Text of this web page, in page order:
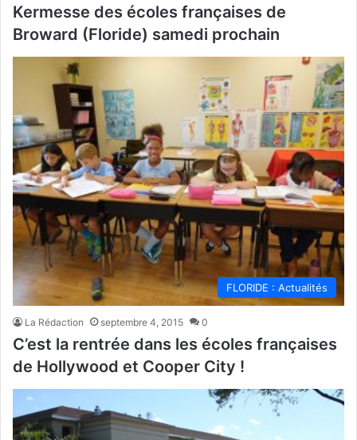
Kermesse des écoles françaises de
Broward (Floride) samedi prochain
FLORIDE : Actualités
La Rédaction septembre 4, 2015 0
C’est la rentrée dans les écoles françaises
de Hollywood et Cooper City !